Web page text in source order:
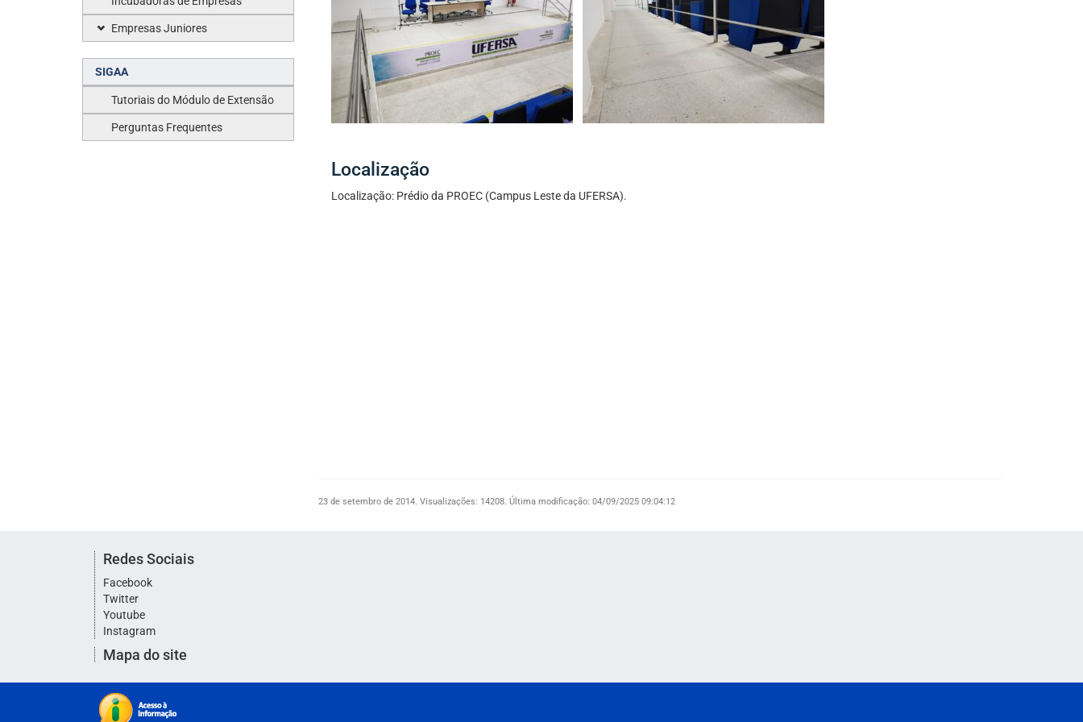
Empresas Juniores
SIGAA
Tutoriais do Módulo de Extensão
Perguntas Frequentes
Localização
Localização: Prédio da PROEC (Campus Leste da UFERSA).
23 de setembro de 2014. Visualizações: 14208. Última modificação: 04/09/2025 09:04:12
Redes Sociais
Facebook
Twitter
Youtube
Instagram
Mapa do site